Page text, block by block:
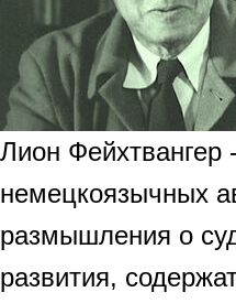
Лион
немецкоязычных
размышления о
развития,